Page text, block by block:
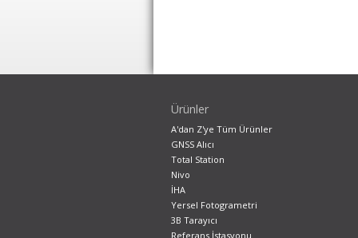
Ürünler
A'dan Z'ye Tüm Ürünler
GNSS Alıcı
Total Station
Nivo
İHA
Yersel Fotogrametri
3B Tarayıcı
Referans İstasyonu